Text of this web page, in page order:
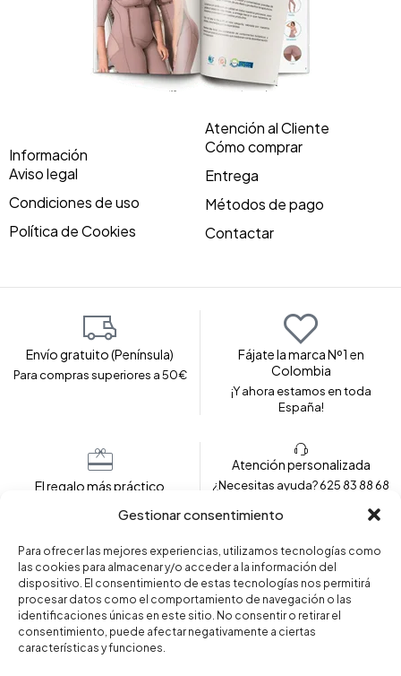
Gestionar consentimiento
Para ofrecer las mejores experiencias, utilizamos tecnologías como
las cookies para almacenar y/o acceder a la información del
dispositivo. El consentimiento de estas tecnologías nos permitirá
procesar datos como el comportamiento de navegación o las
identificaciones únicas en este sitio. No consentir o retirar el
consentimiento, puede afectar negativamente a ciertas
características y funciones.
Información
Aviso legal
Condiciones de uso
Política de Cookies
Atención al Cliente
Cómo comprar
Entrega
Métodos de pago
Contactar
Envío gratuito (Península)
Para compras superiores a 50€
Fájate la marca Nº1 en
Colombia
¡Y ahora estamos en toda
España!
El regalo más práctico
regalar
Atención personalizada
¿Necesitas ayuda? 625 83 88 68
Copyright © 2024 – Fajas Fájate. Todos los derechos
reservados.